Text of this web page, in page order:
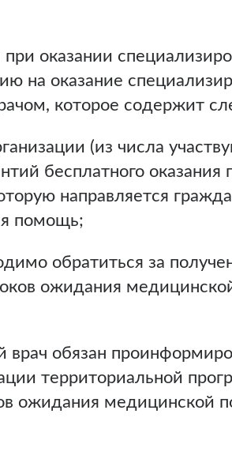
оказании
на оказание
которое содержит
(из числа
бесплатного
направляется
помощь;
обратиться за
ожидания
обязан
территориальной
ожидания медицинской